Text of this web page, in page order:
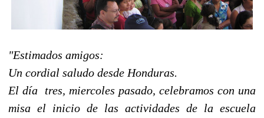
"Estimados amigos:
Un cordial saludo desde Honduras.
El día tres, miercoles pasado, celebramos con una
misa el inicio de las actividades de la escuela